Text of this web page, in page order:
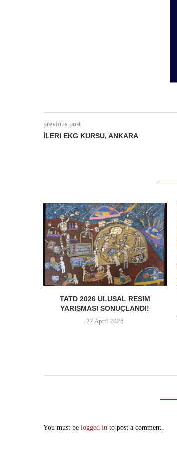
previous post
İLERI EKG KURSU, ANKARA
TATD 2026 ULUSAL RESIM
YARIŞMASI SONUÇLANDI!
27 April 2026
You must be logged in to post a comment.